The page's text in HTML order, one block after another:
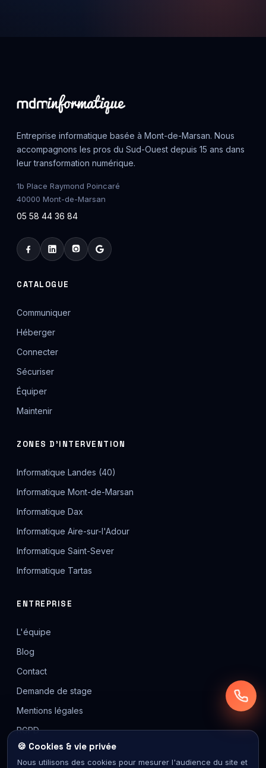
Entreprise informatique basée à Mont-de-Marsan. Nous
accompagnons les pros du Sud-Ouest depuis 15 ans dans
leur transformation numérique.
1b Place Raymond Poincaré
40000 Mont-de-Marsan
05 58 44 36 84
CATALOGUE
Communiquer
Héberger
Connecter
Sécuriser
Équiper
Maintenir
ZONES D'INTERVENTION
Informatique Landes (40)
Informatique Mont-de-Marsan
Informatique Dax
Informatique Aire-sur-l'Adour
Informatique Saint-Sever
Informatique Tartas
ENTREPRISE
L'équipe
Blog
Contact
Demande de stage
Mentions légales
RGPD
🍪 Cookies & vie privée
Nous utilisons des cookies pour mesurer l'audience du site et